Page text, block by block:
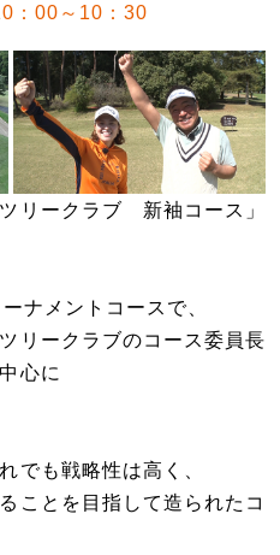
：00～10：30
リークラブ 新袖コース」
ナメントコースで、
リークラブのコース委員長
心に
でも戦略性は高く、
ことを目指して造られたコ